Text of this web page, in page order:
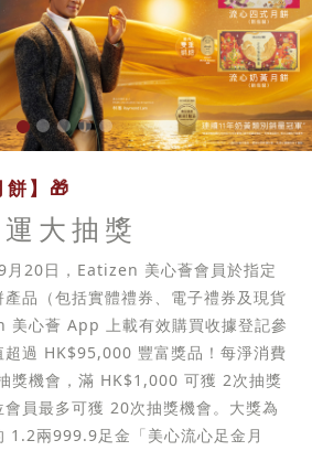
餅】🎁
大抽獎
20日，Eatizen 美心薈會員於指定
品（包括實體禮券、電子禮券及現貨
美心薈 App 上載有效購買收據登記參
超過 HK$95,000 豐富獎品！每淨消費
獎機會，滿 HK$1,000 可獲 2次抽獎
員最多可獲 20次抽獎機會。大獎為
兩999.9足金「美心流心足金月